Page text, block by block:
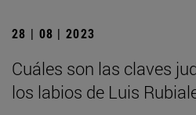
28 | 08 | 2023
Cuáles son las claves
los labios de Luis